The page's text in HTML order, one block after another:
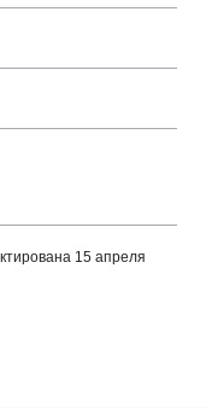
15 апреля